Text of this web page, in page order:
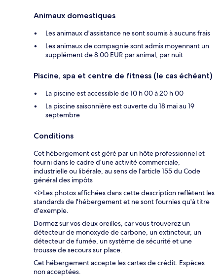
Animaux domestiques
Les animaux d'assistance ne sont soumis à aucuns frais
Les animaux de compagnie sont admis moyennant un
supplément de 8.00 EUR par animal, par nuit
Piscine, spa et centre de fitness (le cas échéant)
La piscine est accessible de 10 h 00 à 20 h 00
La piscine saisonnière est ouverte du 18 mai au 19
septembre
Conditions
Cet hébergement est géré par un hôte professionnel et
fourni dans le cadre d’une activité commerciale,
industrielle ou libérale, au sens de l’article 155 du Code
général des impôts
<i>Les photos affichées dans cette description reflètent les
standards de l'hébergement et ne sont fournies qu'à titre
d'exemple.
Dormez sur vos deux oreilles, car vous trouverez un
détecteur de monoxyde de carbone, un extincteur, un
détecteur de fumée, un système de sécurité et une
trousse de secours sur place.
Cet hébergement accepte les cartes de crédit. Espèces
non acceptées.